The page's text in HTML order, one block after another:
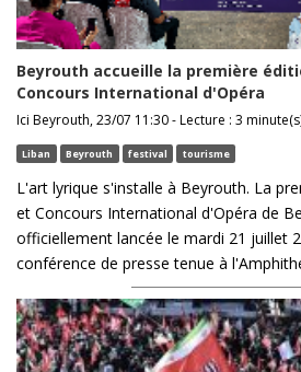
Beyrouth accueille la première
Concours International d'Opéra
Ici Beyrouth, 23/07 11:30 - Lecture : 3
Liban Beyrouth festival tourisme
L'art lyrique s'installe à Beyrouth. La
et Concours International d'Opéra de
officiellement lancée le mardi 21 juillet
conférence de presse tenue à